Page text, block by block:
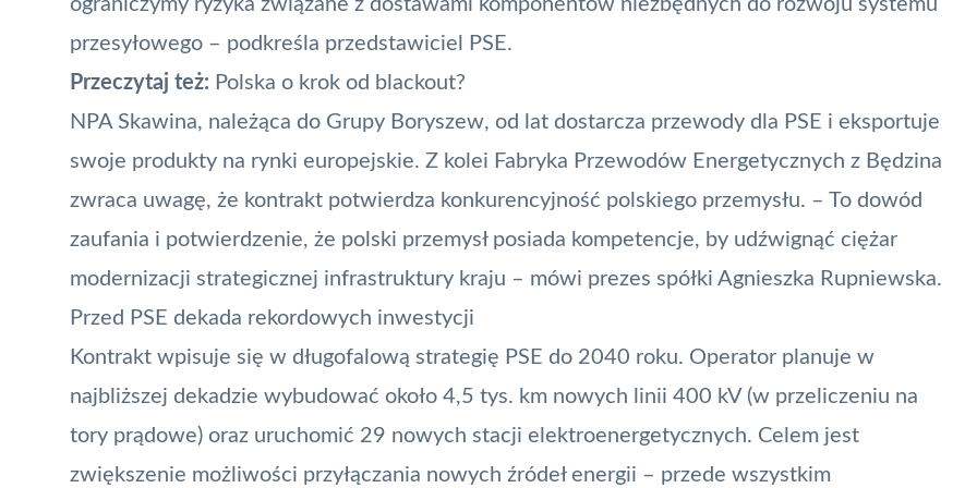
przesyłowego – podkreśla przedstawiciel PSE.
Przeczytaj też: Polska o krok od blackout?
NPA Skawina, należąca do Grupy Boryszew, od lat dostarcza przewody dla PSE i eksportuje
swoje produkty na rynki europejskie. Z kolei Fabryka Przewodów Energetycznych z Będzina
zwraca uwagę, że kontrakt potwierdza konkurencyjność polskiego przemysłu. – To dowód
zaufania i potwierdzenie, że polski przemysł posiada kompetencje, by udźwignąć ciężar
modernizacji strategicznej infrastruktury kraju – mówi prezes spółki Agnieszka Rupniewska.
Przed PSE dekada rekordowych inwestycji
Kontrakt wpisuje się w długofalową strategię PSE do 2040 roku. Operator planuje w
najbliższej dekadzie wybudować około 4,5 tys. km nowych linii 400 kV (w przeliczeniu na
tory prądowe) oraz uruchomić 29 nowych stacji elektroenergetycznych. Celem jest
zwiększenie możliwości przyłączania nowych źródeł energii – przede wszystkim